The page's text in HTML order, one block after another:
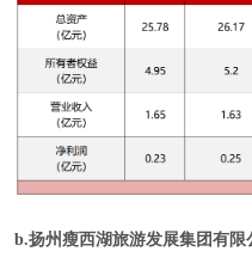
b.扬州瘦西湖旅游发展集团有